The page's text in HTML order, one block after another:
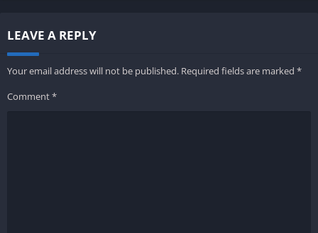
LEAVE A REPLY
Your email address will not be published. Required fields are marked *
Comment*